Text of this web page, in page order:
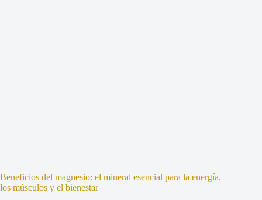
Beneficios del magnesio: el mineral esencial para la energía,
los músculos y el bienestar